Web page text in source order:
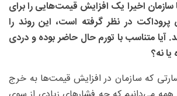
اخیرا یک افزایش قیمت‌هایی را برای
پروداکت در نظر گرفته است، این روند را
آیا متناسب با تورم حال حاضر بوده و دردی
یا نه؟
که سازمان در افزایش قیمت‌ها به خرج